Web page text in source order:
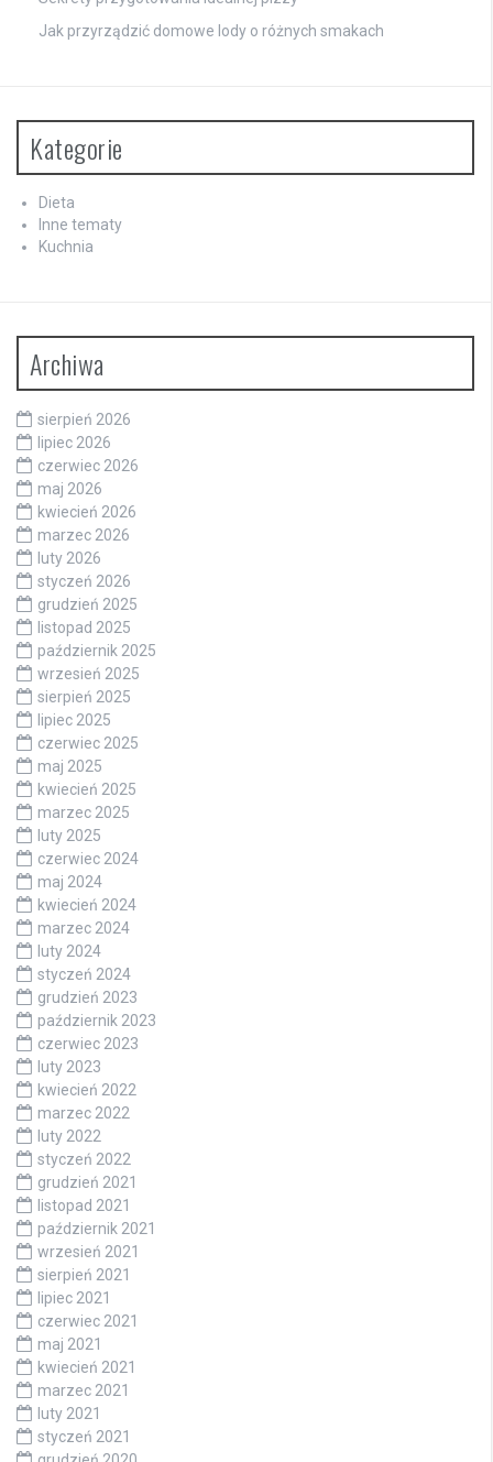
Jak przyrządzić domowe lody o różnych smakach
Kategorie
Dieta
Inne tematy
Kuchnia
Archiwa
sierpień 2026
lipiec 2026
czerwiec 2026
maj 2026
kwiecień 2026
marzec 2026
luty 2026
styczeń 2026
grudzień 2025
listopad 2025
październik 2025
wrzesień 2025
sierpień 2025
lipiec 2025
czerwiec 2025
maj 2025
kwiecień 2025
marzec 2025
luty 2025
czerwiec 2024
maj 2024
kwiecień 2024
marzec 2024
luty 2024
styczeń 2024
grudzień 2023
październik 2023
czerwiec 2023
luty 2023
kwiecień 2022
marzec 2022
luty 2022
styczeń 2022
grudzień 2021
listopad 2021
październik 2021
wrzesień 2021
sierpień 2021
lipiec 2021
czerwiec 2021
maj 2021
kwiecień 2021
marzec 2021
luty 2021
styczeń 2021